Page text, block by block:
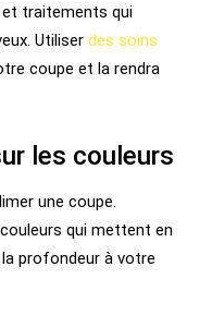
et traitements qui
Utiliser des soins
coupe et la rendra
les couleurs
une coupe.
qui mettent en
profondeur à votre